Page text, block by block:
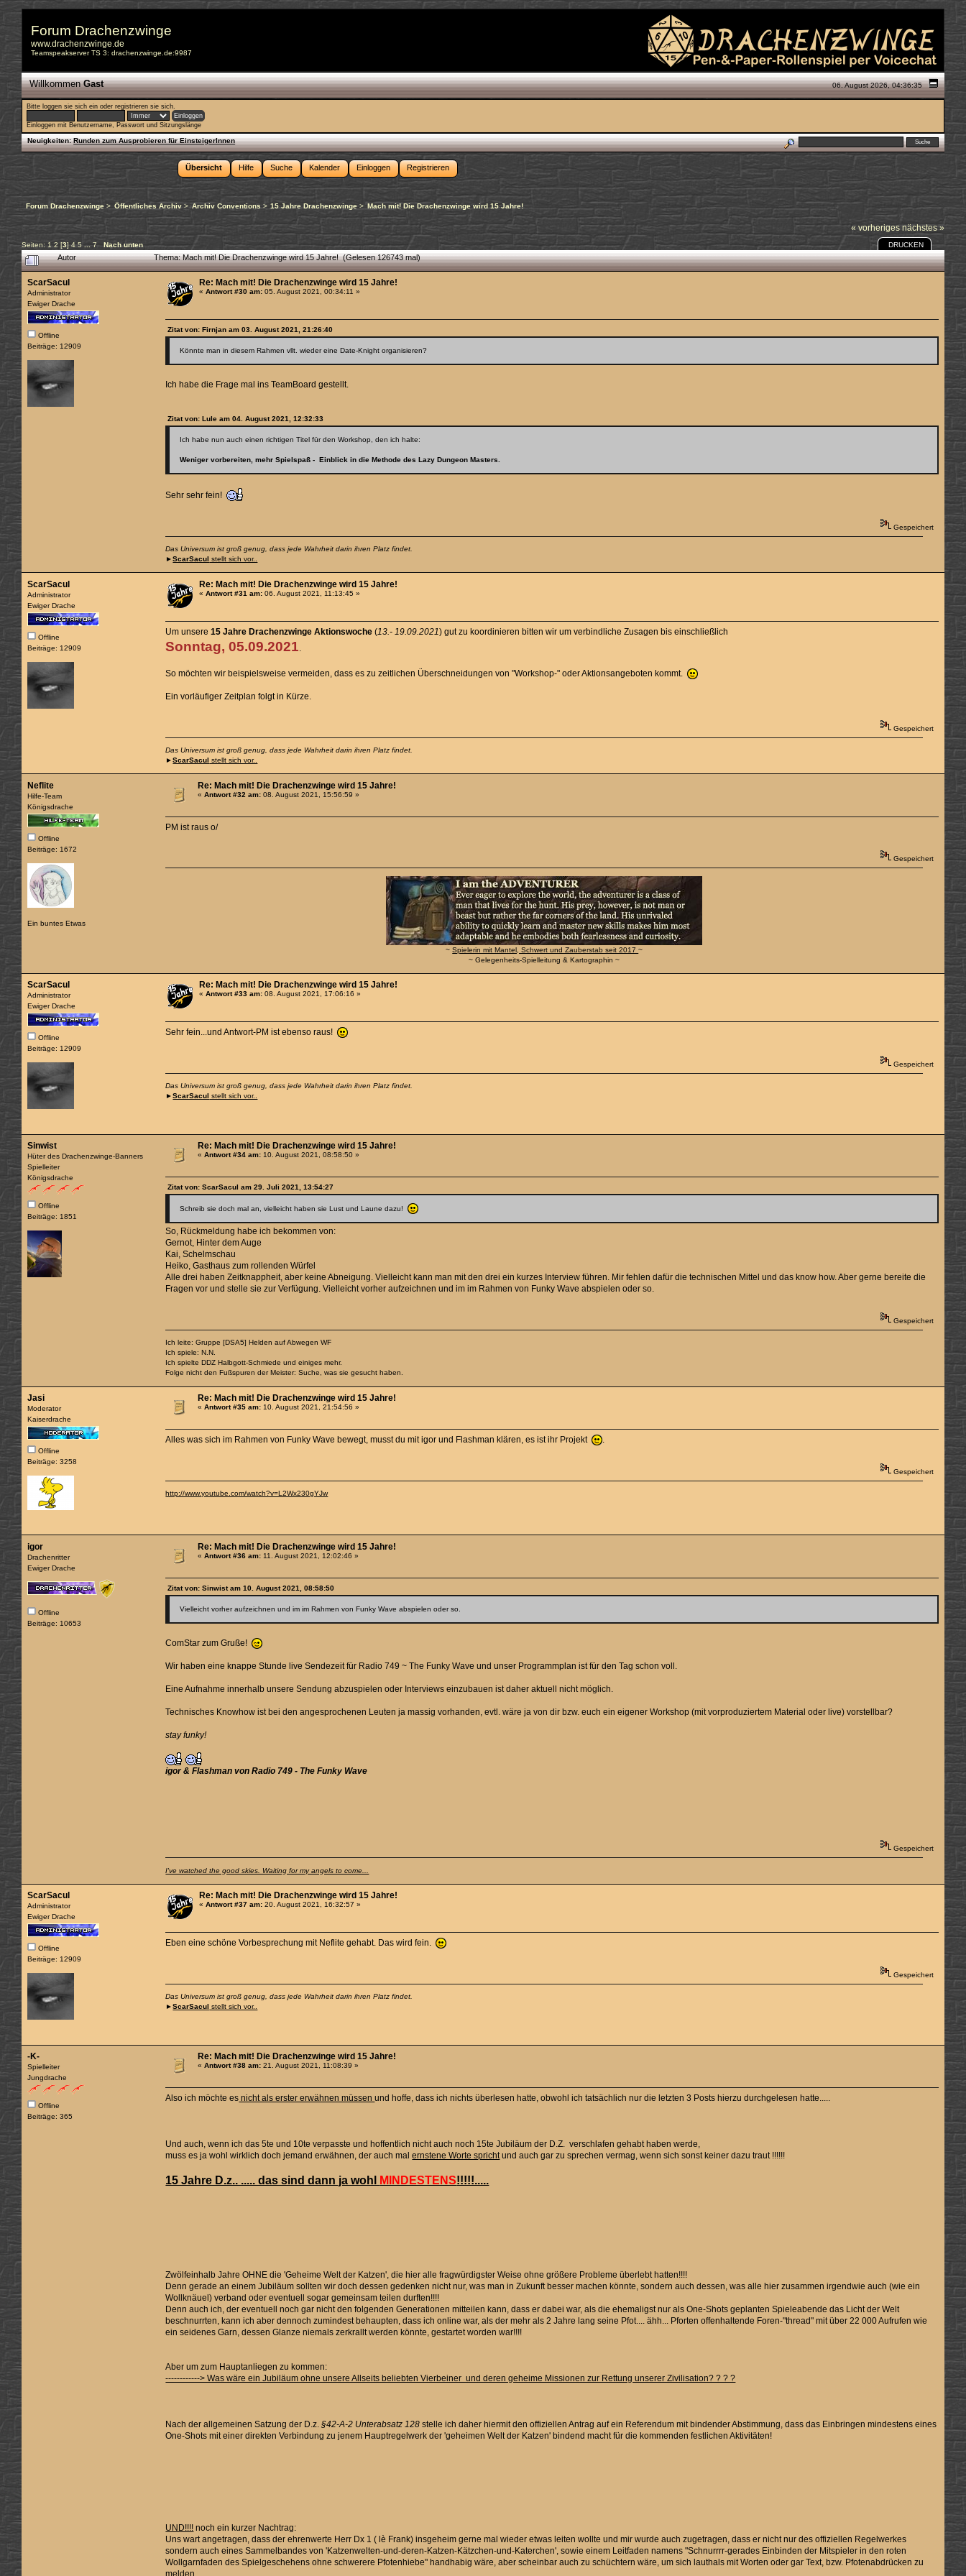
Forum Drachenzwinge
www.drachenzwinge.de
Teamspeakserver TS 3: drachenzwinge.de:9987
06. August 2026, 04:36:35
WillkommenGast
Bitte loggen sie sich ein oderregistrieren sie sich.
Einloggen mit Benutzername, Passwort und Sitzungslänge
Neuigkeiten: Runden zum Ausprobieren für EinsteigerInnen
Übersicht Hilfe Suche Kalender Einloggen Registrieren
Forum Drachenzwinge > Öffentliches Archiv> Archiv Conventions> 15 Jahre Drachenzwinge> Mach mit! Die Drachenzwinge wird 15 Jahre!
« vorheriges nächstes »
Seiten: 1 2 [3]4 5 ... 7 Nach unten DRUCKEN
Autor Thema: Mach mit! Die Drachenzwinge wird 15 Jahre! (Gelesen 126743 mal)
ScarSacul
Administrator
Ewiger Drache
Offline
Beiträge: 12909
Re: Mach mit! Die Drachenzwinge wird 15 Jahre!
«Antwort #30 am: 05. August 2021, 00:34:11 »
Zitat von: Firnjan am 03. August 2021, 21:26:40
Könnte man in diesem Rahmen vllt. wieder eine Date-Knight organisieren?
Ich habe die Frage mal ins TeamBoard gestellt.
Zitat von: Lule am 04. August 2021, 12:32:33
Ich habe nun auch einen richtigen Titel für den Workshop, den ich halte:
Weniger vorbereiten, mehr Spielspaß - Einblick in die Methode des Lazy Dungeon Masters.
Sehr sehr fein!
Gespeichert
Das Universum ist groß genug, dass jede Wahrheit darin ihren Platz findet.
►ScarSacul stellt sich vor..
ScarSacul
Administrator
Ewiger Drache
Offline
Beiträge: 12909
Re: Mach mit! Die Drachenzwinge wird 15 Jahre!
«Antwort #31 am: 06. August 2021, 11:13:45 »
Um unsere15 Jahre Drachenzwinge Aktionswoche (13.- 19.09.2021) gut zu koordinieren bitten wir um verbindliche Zusagen bis einschließlich
Sonntag, 05.09.2021.
So möchten wir beispielsweise vermeiden, dass es zu zeitlichen Überschneidungen von "Workshop-" oder Aktionsangeboten kommt.
Ein vorläufiger Zeitplan folgt in Kürze.
Gespeichert
Das Universum ist groß genug, dass jede Wahrheit darin ihren Platz findet.
►ScarSacul stellt sich vor..
Neflite
Hilfe-Team
Königsdrache
Offline
Beiträge: 1672
Ein buntes Etwas
Re: Mach mit! Die Drachenzwinge wird 15 Jahre!
«Antwort #32 am: 08. August 2021, 15:56:59 »
PM ist raus o/
Gespeichert
~Spielerin mit Mantel, Schwert und Zauberstab seit 2017~
~ Gelegenheits-Spielleitung & Kartographin ~
ScarSacul
Administrator
Ewiger Drache
Offline
Beiträge: 12909
Re: Mach mit! Die Drachenzwinge wird 15 Jahre!
«Antwort #33 am: 08. August 2021, 17:06:16 »
Sehr fein...und Antwort-PM ist ebenso raus!
Gespeichert
Das Universum ist groß genug, dass jede Wahrheit darin ihren Platz findet.
►ScarSacul stellt sich vor..
Sinwist
Hüter des Drachenzwinge-Banners
Spielleiter
Königsdrache
Offline
Beiträge: 1851
Re: Mach mit! Die Drachenzwinge wird 15 Jahre!
«Antwort #34 am: 10. August 2021, 08:58:50 »
Zitat von: ScarSacul am 29. Juli 2021, 13:54:27
Schreib sie doch mal an, vielleicht haben sie Lust und Laune dazu!
So, Rückmeldung habe ich bekommen von:
Gernot, Hinter dem Auge
Kai, Schelmschau
Heiko, Gasthaus zum rollenden Würfel
Alle drei haben Zeitknappheit, aber keine Abneigung. Vielleicht kann man mit den drei ein kurzes Interview führen. Mir fehlen dafür die technischen Mittel und das know how. Aber gerne bereite die
Fragen vor und stelle sie zur Verfügung. Vielleicht vorher aufzeichnen und im im Rahmen von Funky Wave abspielen oder so.
Gespeichert
Ich leite: Gruppe [DSA5] Helden auf Abwegen WF
Ich spiele: N.N.
Ich spielte DDZ Halbgott-Schmiede und einiges mehr.
Folge nicht den Fußspuren der Meister: Suche, was sie gesucht haben.
Jasi
Moderator
Kaiserdrache
Offline
Beiträge: 3258
Re: Mach mit! Die Drachenzwinge wird 15 Jahre!
«Antwort #35 am: 10. August 2021, 21:54:56 »
Alles was sich im Rahmen von Funky Wave bewegt, musst du mit igor und Flashman klären, es ist ihr Projekt .
Gespeichert
http://www.youtube.com/watch?v=L2Wx230gYJw
igor
Drachenritter
Ewiger Drache
Offline
Beiträge: 10653
Re: Mach mit! Die Drachenzwinge wird 15 Jahre!
«Antwort #36 am: 11. August 2021, 12:02:46 »
Zitat von: Sinwist am 10. August 2021, 08:58:50
Vielleicht vorher aufzeichnen und im im Rahmen von Funky Wave abspielen oder so.
ComStar zum Gruße!
Wir haben eine knappe Stunde live Sendezeit für Radio 749 ~ The Funky Wave und unser Programmplan ist für den Tag schon voll.
Eine Aufnahme innerhalb unsere Sendung abzuspielen oder Interviews einzubauen ist daher aktuell nicht möglich.
Technisches Knowhow ist bei den angesprochenen Leuten ja massig vorhanden, evtl. wäre ja von dir bzw. euch ein eigener Workshop (mit vorproduziertem Material oder live) vorstellbar?
stay funky!
igor & Flashman von Radio 749 - The Funky Wave
Gespeichert
I've watched the good skies. Waiting for my angels to come...
ScarSacul
Administrator
Ewiger Drache
Offline
Beiträge: 12909
Re: Mach mit! Die Drachenzwinge wird 15 Jahre!
«Antwort #37 am: 20. August 2021, 16:32:57 »
Eben eine schöne Vorbesprechung mit Neflite gehabt. Das wird fein.
Gespeichert
Das Universum ist groß genug, dass jede Wahrheit darin ihren Platz findet.
►ScarSacul stellt sich vor..
-K-
Spielleiter
Jungdrache
Offline
Beiträge: 365
Re: Mach mit! Die Drachenzwinge wird 15 Jahre!
«Antwort #38 am: 21. August 2021, 11:08:39 »
Also ich möchte es nicht als erster erwähnen müssenund hoffe, dass ich nichts überlesen hatte, obwohl ich tatsächlich nur die letzten 3 Posts hierzu durchgelesen hatte.....
Und auch, wenn ich das 5te und 10te verpasste und hoffentlich nicht auch noch 15te Jubiläum der D.Z. verschlafen gehabt haben werde,
muss es ja wohl wirklich doch jemand erwähnen, der auch malernstene Worte sprichtund auch gar zu sprechen vermag, wenn sich sonst keiner dazu traut !!!!!!
15 Jahre D.z.. ..... das sind dann ja wohl MINDESTENS!!!!!.....
Zwölfeinhalb Jahre OHNE die 'Geheime Welt der Katzen', die hier alle fragwürdigster Weise ohne größere Probleme überlebt hatten!!!!
Denn gerade an einem Jubiläum sollten wir doch dessen gedenken nicht nur, was man in Zukunft besser machen könnte, sondern auch dessen, was alle hier zusammen irgendwie auch (wie ein
Wollknäuel) verband oder eventuell sogar gemeinsam teilen durften!!!!
Denn auch ich, der eventuell noch gar nicht den folgenden Generationen mitteilen kann, dass er dabei war, als die ehemaligst nur als One-Shots geplanten Spieleabende das Licht der Welt
beschnurrten, kann ich aber dennoch zumindest behaupten, dass ich online war, als der mehr als 2 Jahre lang seine Pfot.... ähh... Pforten offenhaltende Foren-"thread" mit über 22 000 Aufrufen wie
ein seidenes Garn, dessen Glanze niemals zerkrallt werden könnte, gestartet worden war!!!!
Aber um zum Hauptanliegen zu kommen:
------------> Was wäre ein Jubiläum ohne unsere Allseits beliebten Vierbeiner und deren geheime Missionen zur Rettung unserer Zivilisation? ? ? ?
Nach der allgemeinen Satzung der D.z. §42-A-2 Unterabsatz 128stelle ich daher hiermit den offiziellen Antrag auf ein Referendum mit bindender Abstimmung, dass das Einbringen mindestens eines
One-Shots mit einer direkten Verbindung zu jenem Hauptregelwerk der 'geheimen Welt der Katzen' bindend macht für die kommenden festlichen Aktivitäten!
UND!!!! noch ein kurzer Nachtrag:
Uns wart angetragen, dass der ehrenwerte Herr Dx 1 ( lè Frank) insgeheim gerne mal wieder etwas leiten wollte und mir wurde auch zugetragen, dass er nicht nur des offiziellen Regelwerkes
sondern auch eines Sammelbandes von 'Katzenwelten-und-deren-Katzen-Kätzchen-und-Katerchen', sowie einem Leitfaden namens "Schnurrrr-gerades Einbinden der Mitspieler in den roten
Wollgarnfaden des Spielgeschehens ohne schwerere Pfotenhiebe" handhabig wäre, aber scheinbar auch zu schüchtern wäre, um sich lauthals mit Worten oder gar Text, bzw. Pfotenabdrücken zu